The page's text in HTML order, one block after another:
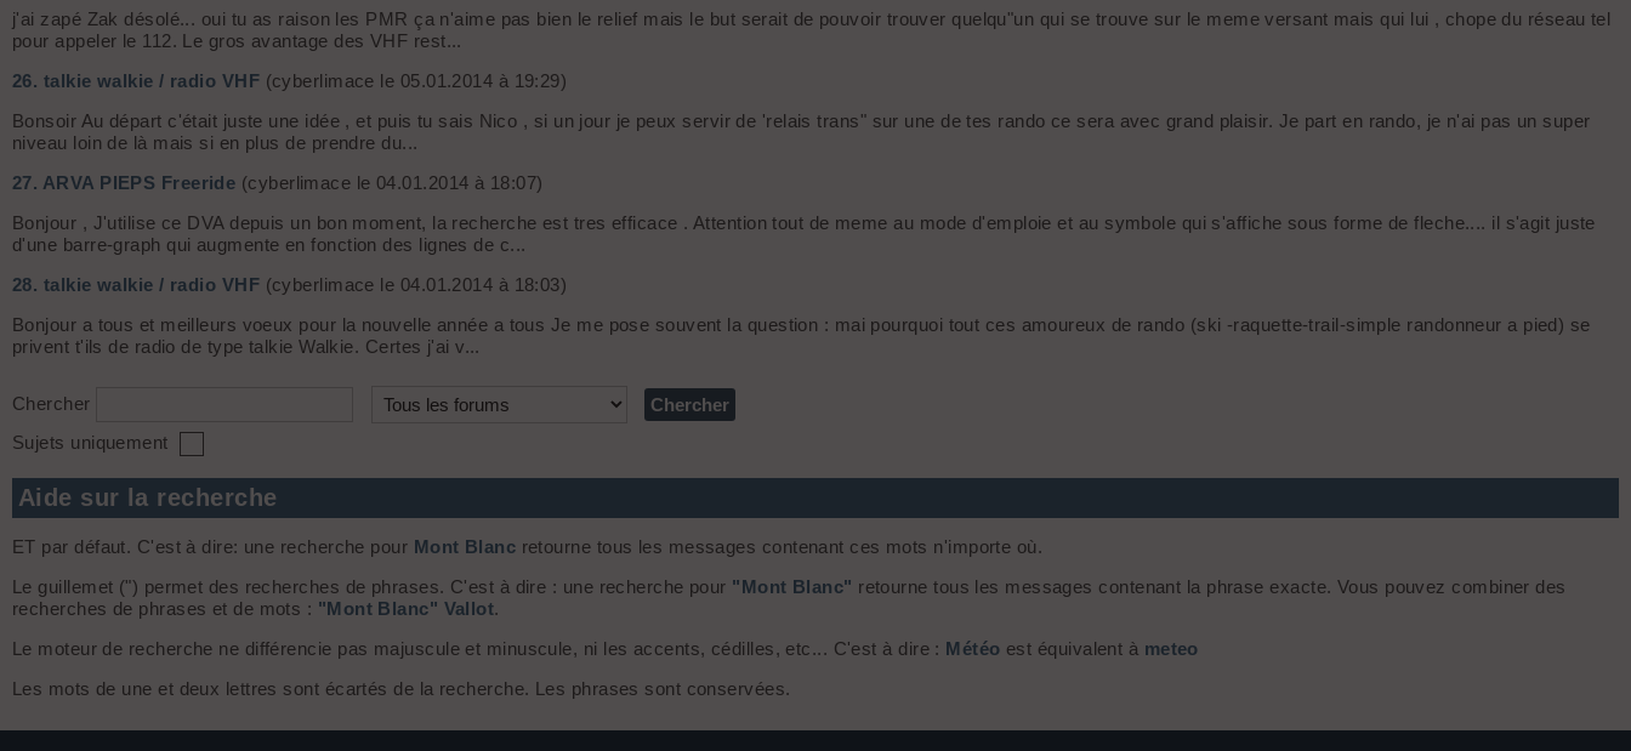
j'ai zapé Zak désolé... oui tu as raison les PMR ça n'aime pas bien le relief mais le but serait de pouvoir trouver quelqu"un qui se trouve sur le meme versant mais qui lui , chope du réseau tel
pour appeler le 112. Le gros avantage des VHF rest...
26. talkie walkie / radio VHF (cyberlimace le 05.01.2014 à 19:29)
Bonsoir Au départ c'était juste une idée , et puis tu sais Nico , si un jour je peux servir de 'relais trans" sur une de tes rando ce sera avec grand plaisir. Je part en rando, je n'ai pas un super
niveau loin de là mais si en plus de prendre du...
27. ARVA PIEPS Freeride (cyberlimace le 04.01.2014 à 18:07)
Bonjour , J'utilise ce DVA depuis un bon moment, la recherche est tres efficace . Attention tout de meme au mode d'emploie et au symbole qui s'affiche sous forme de fleche.... il s'agit juste
d'une barre-graph qui augmente en fonction des lignes de c...
28. talkie walkie / radio VHF (cyberlimace le 04.01.2014 à 18:03)
Bonjour a tous et meilleurs voeux pour la nouvelle année a tous Je me pose souvent la question : mai pourquoi tout ces amoureux de rando (ski -raquette-trail-simple randonneur a pied) se
privent t'ils de radio de type talkie Walkie. Certes j'ai v...
Chercher
Sujets uniquement
Aide sur la recherche
ET par défaut. C'est à dire: une recherche pour Mont Blanc retourne tous les messages contenant ces mots n'importe où.
Le guillemet (") permet des recherches de phrases. C'est à dire : une recherche pour "Mont Blanc" retourne tous les messages contenant la phrase exacte. Vous pouvez combiner des
recherches de phrases et de mots : "Mont Blanc" Vallot.
Le moteur de recherche ne différencie pas majuscule et minuscule, ni les accents, cédilles, etc... C'est à dire : Météo est équivalent à meteo
Les mots de une et deux lettres sont écartés de la recherche. Les phrases sont conservées.